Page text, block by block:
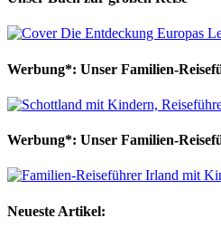
Werbung*: Unser Familien-
Werbung*: Unser Familien-
Neueste Artikel: